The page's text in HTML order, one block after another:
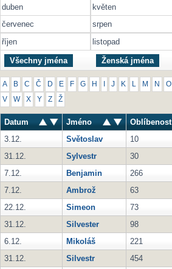
duben
květen
červenec
srpen
říjen
listopad
Všechny jména Ženská jména
A B C Č D E F G H J K M N O
V W X Y Z Ž
Datum Jméno Oblíbenost
3.12.
Světoslav 10
31.12.
Sylvestr 30
7.12.
Benjamin 266
7.12.
Ambrož 63
22.12.
Simeon 73
31.12.
Silvester 98
6.12.
Mikoláš 221
31.12.
Silvestr 454